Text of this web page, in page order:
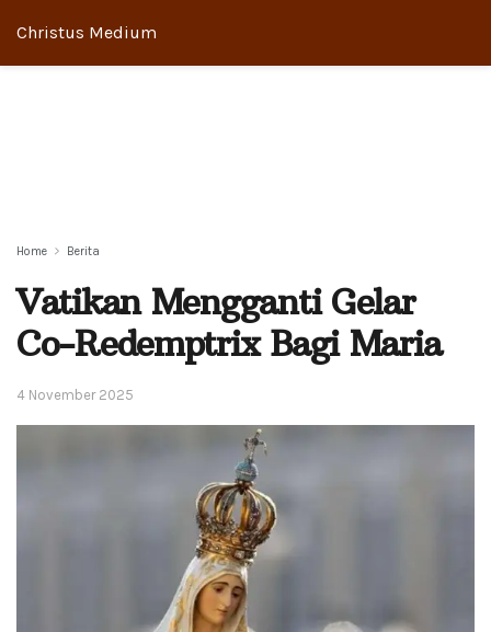
Christus Medium
Home Berita
Vatikan Mengganti Gelar
Co-Redemptrix Bagi Maria
4 November 2025